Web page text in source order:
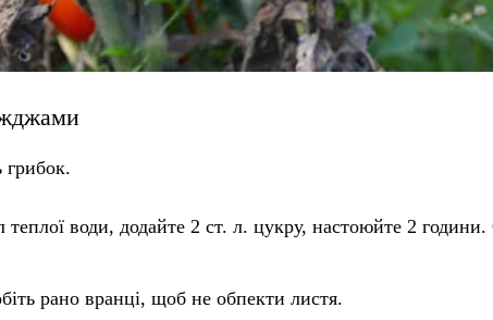
грибок.
теплої води, додайте 2 ст. л. цукру, настоюйте 2
рано вранці, щоб не обпекти листя.